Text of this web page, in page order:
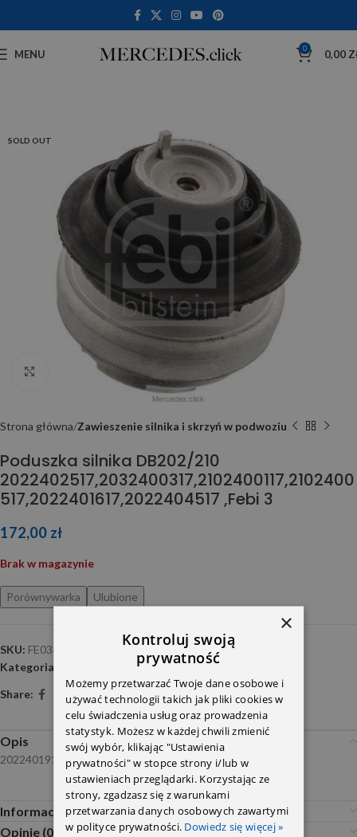
MENU 0 0,00
SOLD OUT
Click to enlarge
Strona główna Zawieszenie silnika i skrzyń w podwoziu
Poduszka silnika DB202/210
2022402517,2032400317,2102400117,2102400
517,2022401617,2022404517 ,Febi 3
172,00 zł
Brak w magazynie
Porównywarka Ulubione
SKU: FE03803
Kategoria:
Zawieszenie silnika i skrzyń w podwoziu
Share:
Opis
2022401917 2022402517 2032400317
Informacje dodatkowe
Opinie (0)
×
Kontroluj swoją
prywatność
Możemy przetwarzać Twoje dane osobowe i
używać technologii takich jak pliki cookies w
celu świadczenia usług oraz prowadzenia
statystyk. Możesz w każdej chwili zmienić
swój wybór, klikając "Ustawienia
prywatności" w stopce strony i/lub w
ustawieniach przeglądarki. Korzystając ze
strony, zgadzasz się z warunkami
przetwarzania danych osobowych zawartymi
w polityce prywatności. Dowiedz się więcej »